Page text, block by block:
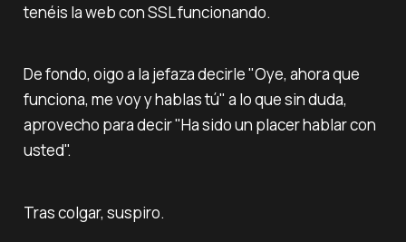
tenéis la web con SSL funcionando.
De fondo, oigo a la jefaza decirle "Oye, ahora que
funciona, me voy y hablas tú" a lo que sin duda,
aprovecho para decir "Ha sido un placer hablar con
usted".
Tras colgar, suspiro.